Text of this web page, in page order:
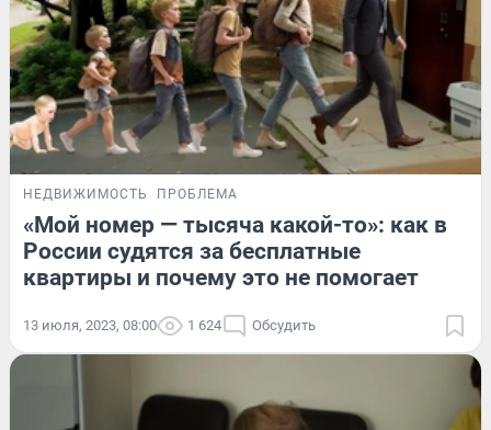
НЕДВИЖИМОСТЬ ПРОБЛЕМА
«Мой номер — тысяча какой-то»: как в
России судятся за бесплатные
квартиры и почему это не помогает
13 июля, 2023, 08:00 1 624 Обсудить